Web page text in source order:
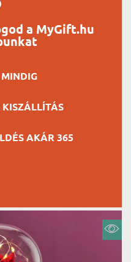
a MyGift.hu
KISZÁLLÍTÁS
AKÁR 365